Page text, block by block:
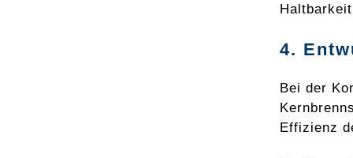
4.
Bei der
Effizienz